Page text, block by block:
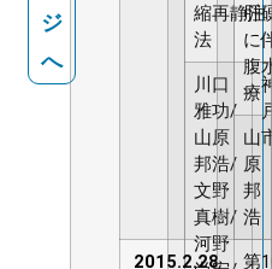
ジ
へ
縮再静注
法
川口
雅功/
山原
邦浩/
文野
真樹/
河野
肝
に
腹
療
山
原
邦
浩
2015.2.28
第